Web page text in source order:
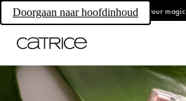
Doorgaan naar hoofdinhoudOwn your magic